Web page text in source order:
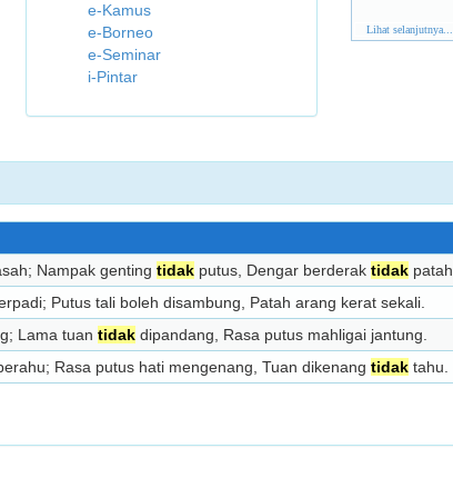
e-Kamus
e-Borneo
e-Seminar
i-Pintar
Lihat selanjutnya...
Nampak genting tidak putus, Dengar berderak tidak patah.
Putus tali boleh disambung, Patah arang kerat sekali.
Lama tuan tidak dipandang, Rasa putus mahligai jantung.
Rasa putus hati mengenang, Tuan dikenang tidak tahu.